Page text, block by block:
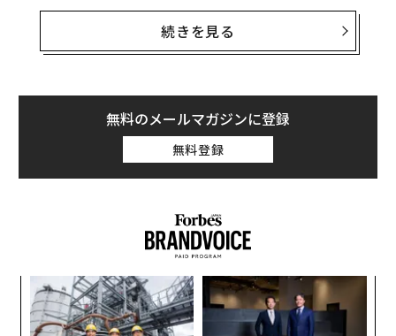
こにあるのかについての根本的な混乱を示唆している。
がLLMプロバイダーをシンプルな論理で却下するのを見
てきた。「APIは毎月安くなっているのだから、参入障
段が、価格競争で底辺を目指している。
しかし、この視点は重要な何かを見逃している。基盤レ
イヤーのコモディティ化は、スタック全体のコモディテ
ィ化を意味しない。それは価値が上位にシフトすること
を意味する。
続きを見る
無料のメールマガジンに登録
無料登録